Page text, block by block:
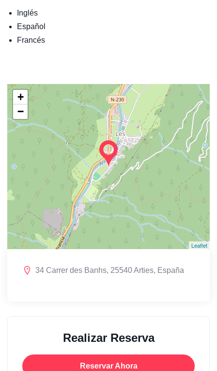
Inglés
Español
Francés
+
−
Leaflet
34 Carrer des Banhs, 25540 Arties, España
Realizar Reserva
Reservar Ahora